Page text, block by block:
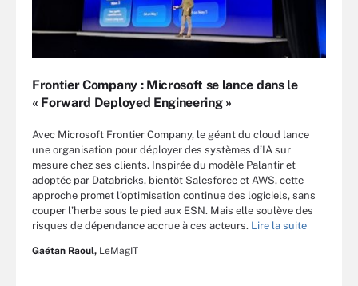
Frontier Company : Microsoft se lance dans le
« Forward Deployed Engineering »
Avec Microsoft Frontier Company, le géant du cloud lance
une organisation pour déployer des systèmes d’IA sur
mesure chez ses clients. Inspirée du modèle Palantir et
adoptée par Databricks, bientôt Salesforce et AWS, cette
approche promet l’optimisation continue des logiciels, sans
couper l’herbe sous le pied aux ESN. Mais elle soulève des
risques de dépendance accrue à ces acteurs. Lire la suite
Gaétan Raoul, LeMagIT